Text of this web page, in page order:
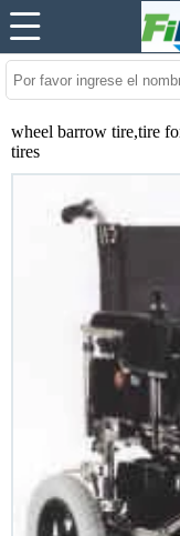
wheel barrow tire,tire
tires